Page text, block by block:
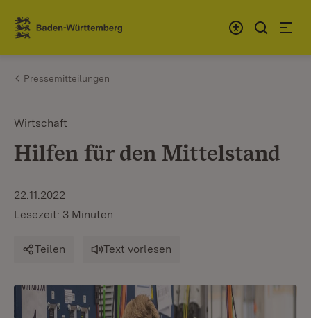
Zum Inhalt springen
Link zur Startseite
Pressemitteilungen
Wirtschaft
Hilfen für den Mittelstand
22.11.2022
Lesezeit: 3 Minuten
Teilen Text vorlesen